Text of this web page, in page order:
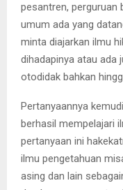
pesantren, perguruan
umum ada yang
minta diajarkan ilmu
dihadapinya atau ada
otodidak bahkan
Pertanyaannya
berhasil mempelajari
pertanyaan ini
ilmu pengetahuan
asing dan lain